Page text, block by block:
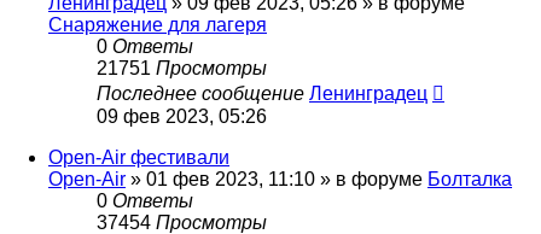
Снаряжение для лагеря
0 Ответы
21751 Просмотры
Последнее сообщение Ленинградец
09 фев 2023, 05:26
Open-Air фестивали
Open-Air » 01 фев 2023, 11:10 » в форуме Болталка
0 Ответы
37454 Просмотры